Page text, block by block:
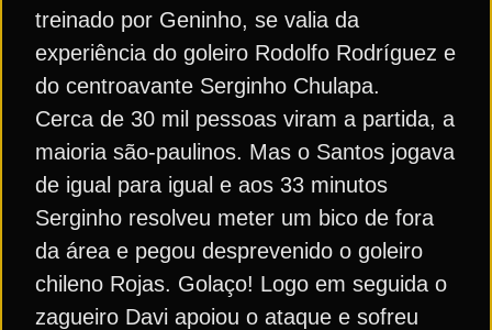
treinado por Geninho, se valia da
experiência do goleiro Rodolfo Rodríguez e
do centroavante Serginho Chulapa.
Cerca de 30 mil pessoas viram a partida, a
maioria são-paulinos. Mas o Santos jogava
de igual para igual e aos 33 minutos
Serginho resolveu meter um bico de fora
da área e pegou desprevenido o goleiro
chileno Rojas. Golaço! Logo em seguida o
zagueiro Davi apoiou o ataque e sofreu